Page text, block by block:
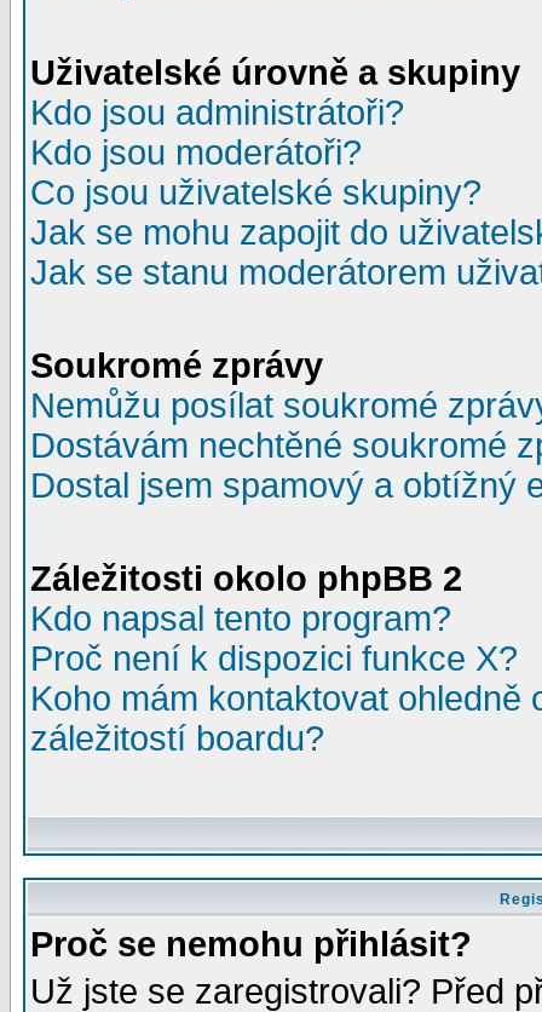
Uživatelské úrovně a skupiny
Kdo jsou administrátoři?
Kdo jsou moderátoři?
Co jsou uživatelské skupiny?
Jak se mohu zapojit do
Jak se stanu moderátorem
Soukromé zprávy
Nemůžu posílat soukromé
Dostávám nechtěné soukromé
Dostal jsem spamový a obtížný
Záležitosti okolo phpBB 2
Kdo napsal tento program?
Proč není k dispozici funkce X?
Koho mám kontaktovat
záležitostí boardu?
Proč se nemohu přihlásit?
Už jste se zaregistrovali? Před